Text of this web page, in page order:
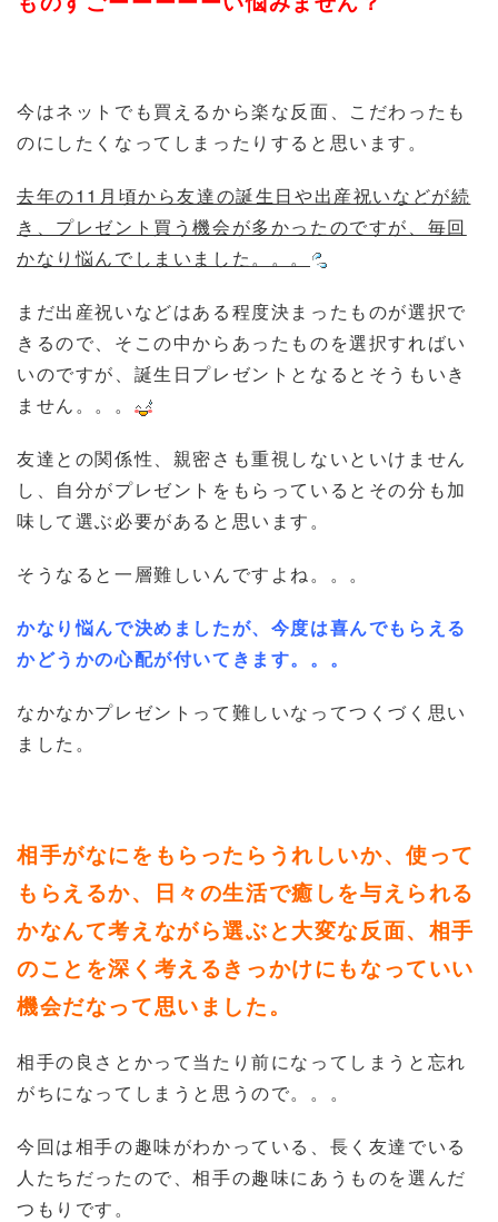
今はネットでも買えるから楽な反面、こだわったも
のにしたくなってしまったりすると思います。
去年の11月頃から友達の誕生日や出産祝いなどが続
き、プレゼント買う機会が多かったのですが、毎回
かなり悩んでしまいました。。。
まだ出産祝いなどはある程度決まったものが選択で
きるので、そこの中からあったものを選択すればい
いのですが、誕生日プレゼントとなるとそうもいき
ません。。。
友達との関係性、親密さも重視しないといけません
し、自分がプレゼントをもらっているとその分も加
味して選ぶ必要があると思います。
そうなると一層難しいんですよね。。。
かなり悩んで決めましたが、今度は喜んでもらえる
かどうかの心配が付いてきます。。。
なかなかプレゼントって難しいなってつくづく思い
ました。
相手がなにをもらったらうれしいか、使って
もらえるか、日々の生活で癒しを与えられる
かなんて考えながら選ぶと大変な反面、相手
のことを深く考えるきっかけにもなっていい
機会だなって思いました。
相手の良さとかって当たり前になってしまうと忘れ
がちになってしまうと思うので。。。
今回は相手の趣味がわかっている、長く友達でいる
人たちだったので、相手の趣味にあうものを選んだ
つもりです。